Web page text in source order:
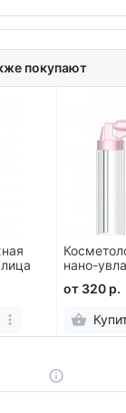
покупают
нано-
от 320 р.